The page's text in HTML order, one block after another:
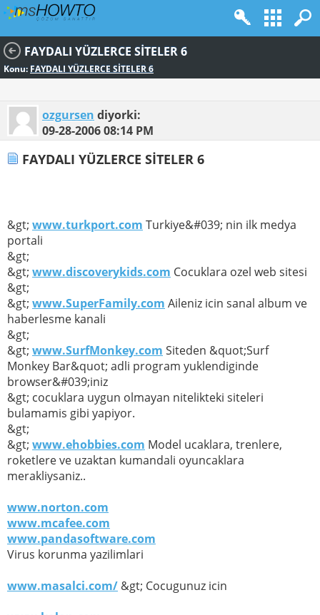
FAYDALI YÜZLERCE SİTELER 6
Konu: FAYDALI YÜZLERCE SİTELER 6
ozgursen diyorki:
09-28-200608:14 PM
FAYDALI YÜZLERCE SİTELER 6
&gt; www.turkport.com Turkiye&#039; nin ilk medya
portali
&gt;
&gt; www.discoverykids.com Cocuklara ozel web sitesi
&gt;
&gt; www.SuperFamily.com Aileniz icin sanal album ve
haberlesme kanali
&gt;
&gt; www.SurfMonkey.com Siteden &quot;Surf
Monkey Bar&quot; adli program yuklendiginde
browser&#039;iniz
&gt; cocuklara uygun olmayan nitelikteki siteleri
bulamamis gibi yapiyor.
&gt;
&gt; www.ehobbies.com Model ucaklara, trenlere,
roketlere ve uzaktan kumandali oyuncaklara
merakliysaniz..
www.norton.com
www.mcafee.com
www.pandasoftware.com
Virus korunma yazilimlari
www.masalci.com/ &gt; Cocugunuz icin